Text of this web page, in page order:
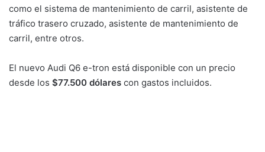
como el sistema de mantenimiento de carril, asistente de
tráfico trasero cruzado, asistente de mantenimiento de
carril, entre otros.
El nuevo Audi Q6 e-tron está disponible con un precio
desde los $77.500 dólares con gastos incluidos.